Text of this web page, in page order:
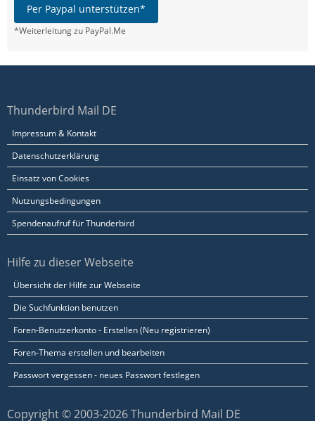
Per Paypal unterstützen*
*Weiterleitung zu PayPal.Me
Thunderbird Mail DE
Impressum & Kontakt
Datenschutzerklärung
Einsatz von Cookies
Nutzungsbedingungen
Spendenaufruf für Thunderbird
Hilfe zu dieser Webseite
Übersicht der Hilfe zur Webseite
Die Suchfunktion benutzen
Foren-Benutzerkonto - Erstellen (Neu registrieren)
Foren-Thema erstellen und bearbeiten
Passwort vergessen - neues Passwort festlegen
Copyright © 2003-2026 Thunderbird Mail DE